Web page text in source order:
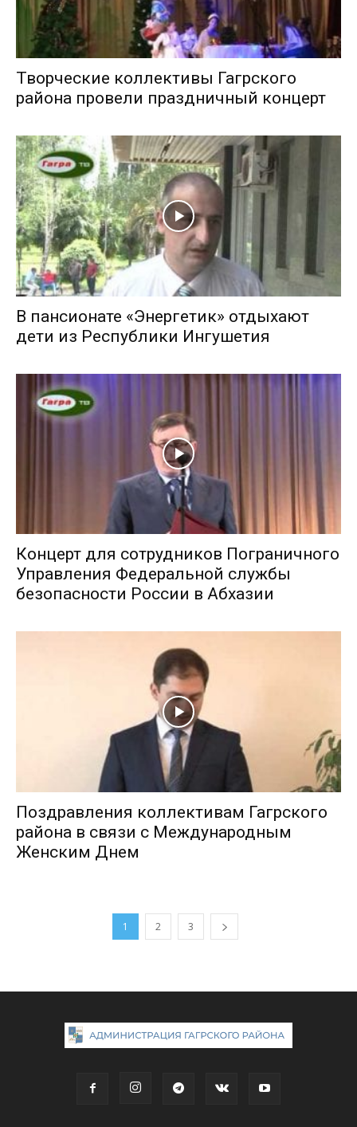
Творческие коллективы Гагрского
района провели праздничный концерт
В пансионате «Энергетик» отдыхают
дети из Республики Ингушетия
Концерт для сотрудников Пограничного
Управления Федеральной службы
безопасности России в Абхазии
Поздравления коллективам Гагрского
района в связи с Международным
Женским Днем
1 2 3